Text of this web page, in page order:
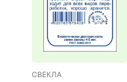
СВЕКЛА